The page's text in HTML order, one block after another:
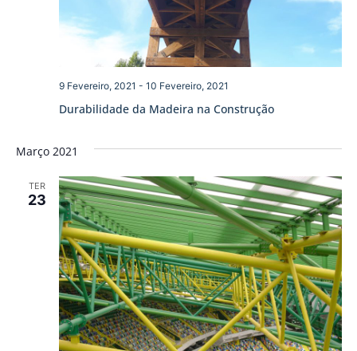
Durabilidade da Madeira na Construção
9 Fevereiro, 2021 - 10 Fevereiro, 2021
Março 2021
TER
23